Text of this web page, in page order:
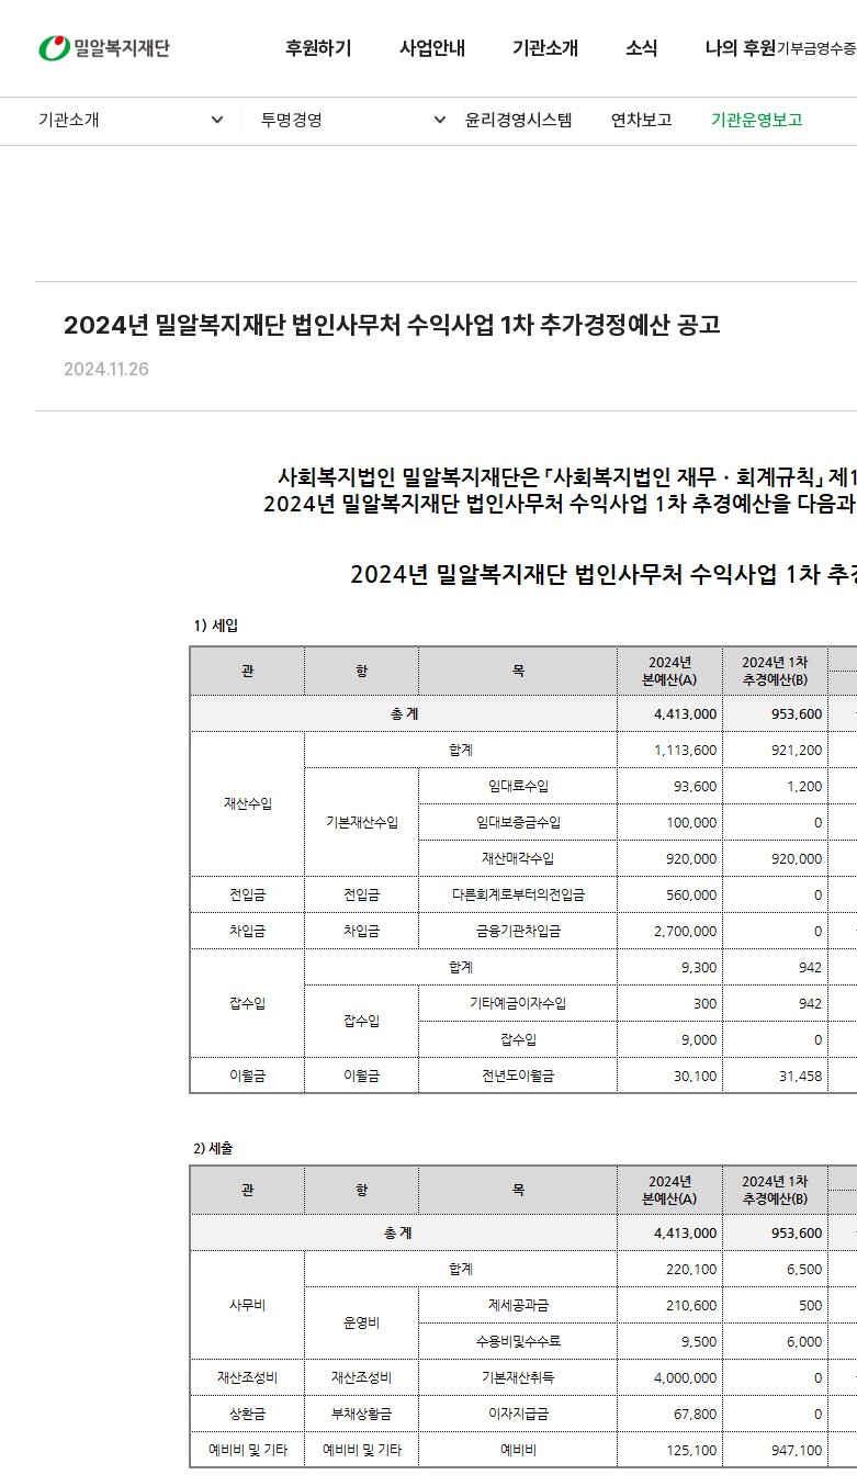
밀알복지재단 후원하기 사업안내 기관소개 소식 나의 후원기부금영수증
기관소개 투명경영 윤리경영시스템 연차보고 기관운영보고
2024년 밀알복지재단 법인사무처 수익사업 1차 추가경정예산 공고
2024.11.26